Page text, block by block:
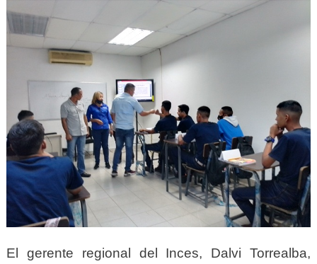
El gerente regional del Inces, Dalvi Torrealba,